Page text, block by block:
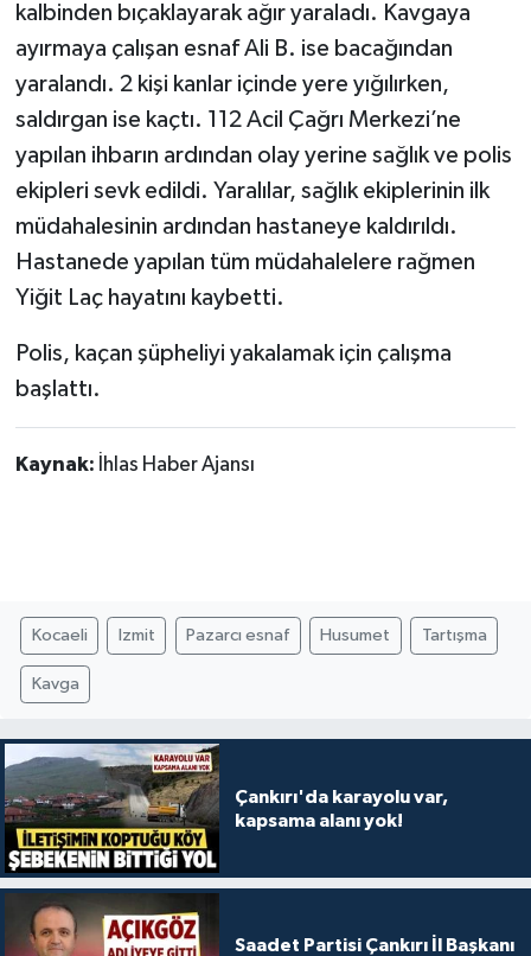
kalbinden bıçaklayarak ağır yaraladı. Kavgaya
ayırmaya çalışan esnaf Ali B. ise bacağından
yaralandı. 2 kişi kanlar içinde yere yığılırken,
saldırgan ise kaçtı. 112 Acil Çağrı Merkezi’ne
yapılan ihbarın ardından olay yerine sağlık ve polis
ekipleri sevk edildi. Yaralılar, sağlık ekiplerinin ilk
müdahalesinin ardından hastaneye kaldırıldı.
Hastanede yapılan tüm müdahalelere rağmen
Yiğit Laç hayatını kaybetti.
Polis, kaçan şüpheliyi yakalamak için çalışma
başlattı.
Kaynak: İhlas Haber Ajansı
Kocaeli Izmit Pazarcı esnaf Husumet Tartışma
Kavga
Çankırı'da karayolu var,
kapsama alanı yok!
Saadet Partisi Çankırı İl Başkanı